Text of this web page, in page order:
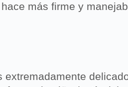
más firme y
extremadamente